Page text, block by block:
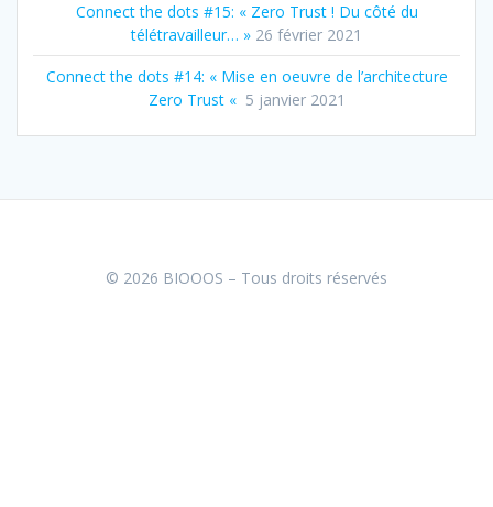
Connect the dots #15: « Zero Trust ! Du côté du
télétravailleur… » 26 février 2021
Connect the dots #14: « Mise en oeuvre de l’architecture
Zero Trust « 5 janvier 2021
© 2026 BIOOOS – Tous droits réservés